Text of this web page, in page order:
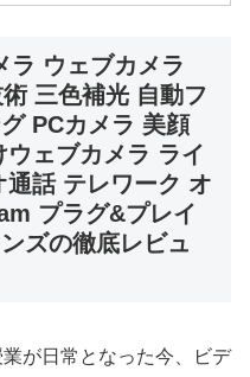
ラ ウェブカメラ
三色補光 自動フ
PCカメラ 美顔
ェブカメラ ライ
話 テレワーク オ
プラグ&プレイ
ズの徹底レビュ
が日常となった今、ビデ